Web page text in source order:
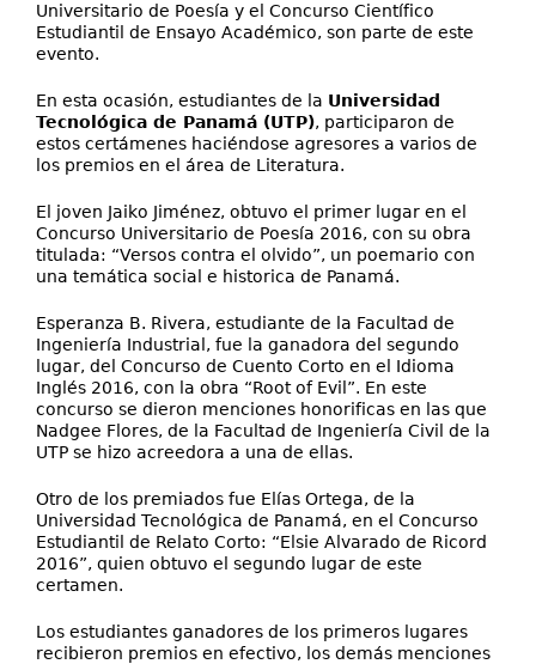
Universitario de Poesía y el Concurso Científico
Estudiantil de Ensayo Académico, son parte de este
evento.
En esta ocasión, estudiantes de la Universidad
Tecnológica de Panamá (UTP), participaron de
estos certámenes haciéndose agresores a varios de
los premios en el área de Literatura.
El joven Jaiko Jiménez, obtuvo el primer lugar en el
Concurso Universitario de Poesía 2016, con su obra
titulada: “Versos contra el olvido”, un poemario con
una temática social e historica de Panamá.
Esperanza B. Rivera, estudiante de la Facultad de
Ingeniería Industrial, fue la ganadora del segundo
lugar, del Concurso de Cuento Corto en el Idioma
Inglés 2016, con la obra “Root of Evil”. En este
concurso se dieron menciones honorificas en las que
Nadgee Flores, de la Facultad de Ingeniería Civil de la
UTP se hizo acreedora a una de ellas.
Otro de los premiados fue Elías Ortega, de la
Universidad Tecnológica de Panamá, en el Concurso
Estudiantil de Relato Corto: “Elsie Alvarado de Ricord
2016”, quien obtuvo el segundo lugar de este
certamen.
Los estudiantes ganadores de los primeros lugares
recibieron premios en efectivo, los demás menciones